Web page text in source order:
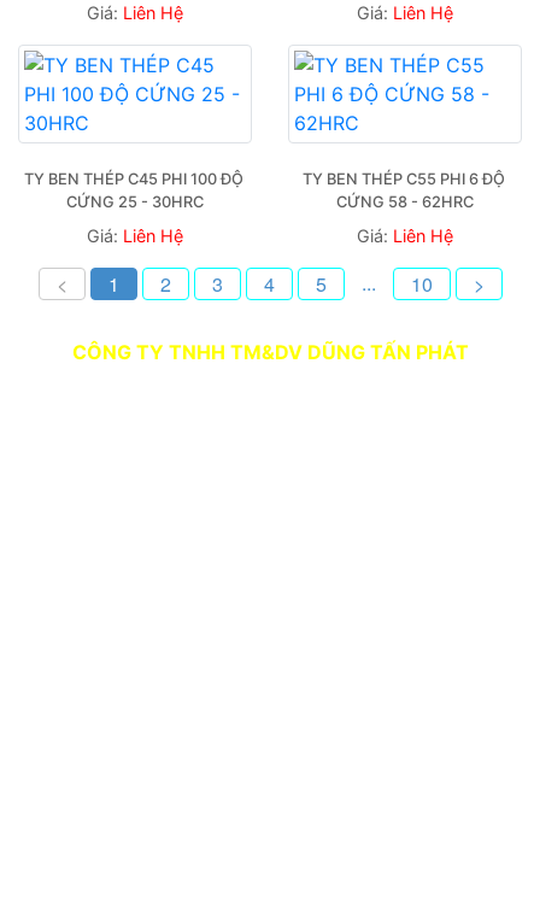
Giá: Liên Hệ Giá: Liên Hệ
TY BEN THÉP C45 PHI 100 ĐỘ
CỨNG 25 - 30HRC
Giá: Liên Hệ
TY BEN THÉP C55 PHI 6 ĐỘ
CỨNG 58 - 62HRC
Giá: Liên Hệ
< 1 2 3 4 5 ... 10 >
CÔNG TY TNHH TM&DV DŨNG TẤN PHÁT